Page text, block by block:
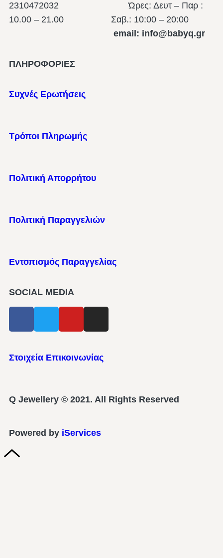
2310472032 Ώρες: Δευτ – Παρ :
10.00 – 21.00 Σαβ.: 10:00 – 20:00
email: info@babyq.gr
ΠΛΗΡΟΦΟΡΙΕΣ
Συχνές Ερωτήσεις
Τρόποι Πληρωμής
Πολιτική Απορρήτου
Πολιτική Παραγγελιών
Εντοπισμός Παραγγελίας
SOCIAL MEDIA
Στοιχεία Επικοινωνίας
Q Jewellery © 2021. All Rights Reserved
Powered by iServices